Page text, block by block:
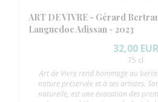
ART DE VIVRE - Gérard
Languedoc Adissan - 2023
32,00 EUR
75 cl
Art de Vivre rend hommage au
nature préservée et à ses artistes.
naturelle, est une évocation des